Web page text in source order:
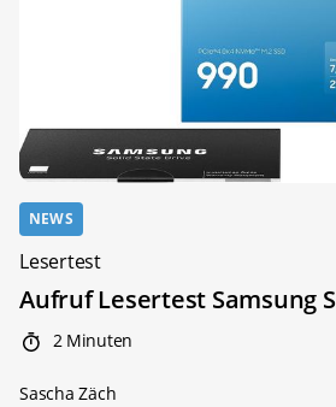
NEWS
Lesertest
Aufruf Lesertest Samsung
2 Minuten
Sascha Zäch